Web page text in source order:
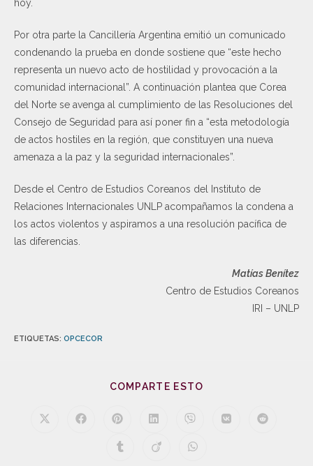
hoy.
Por otra parte la Cancillería Argentina emitió un comunicado
condenando la prueba en donde sostiene que “este hecho
representa un nuevo acto de hostilidad y provocación a la
comunidad internacional”. A continuación plantea que Corea
del Norte se avenga al cumplimiento de las Resoluciones del
Consejo de Seguridad para así poner fin a “esta metodología
de actos hostiles en la región, que constituyen una nueva
amenaza a la paz y la seguridad internacionales”.
Desde el Centro de Estudios Coreanos del Instituto de
Relaciones Internacionales UNLP acompañamos la condena a
los actos violentos y aspiramos a una resolución pacífica de
las diferencias.
Matías Benítez
Centro de Estudios Coreanos
IRI – UNLP
ETIQUETAS: OPCECOR
COMPARTE ESTO